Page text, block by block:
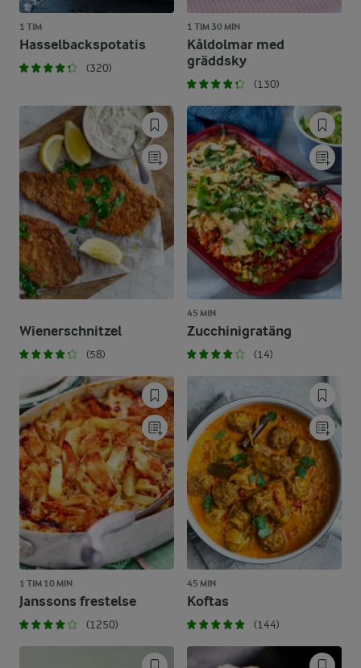
1 TIM
Hasselbackspotatis
(320)
1 TIM 30 MIN
Kåldolmar med
gräddsky
(130)
Wienerschnitzel
(58)
45 MIN
Zucchinigratäng
(14)
1 TIM 10 MIN
Janssons frestelse
(1250)
45 MIN
Koftas
(144)